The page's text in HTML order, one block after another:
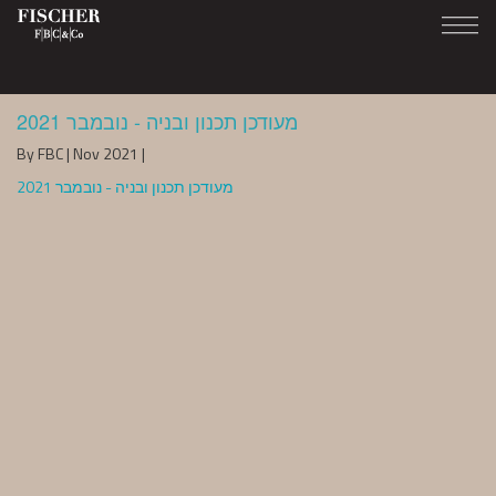
מעודכן תכנון ובניה - נובמבר 2021
By FBC | Nov 2021 |
מעודכן תכנון ובניה - נובמבר 2021